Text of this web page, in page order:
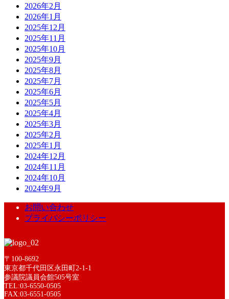
2026年2月
2026年1月
2025年12月
2025年11月
2025年10月
2025年9月
2025年8月
2025年7月
2025年6月
2025年5月
2025年4月
2025年3月
2025年2月
2025年1月
2024年12月
2024年11月
2024年10月
2024年9月
お問い合わせ
プライバシーポリシー
〒100-8692
東京都千代田区永田町2-1-1
参議院議員会館505号室
TEL:03-6550-0505
FAX:03-6551-0505